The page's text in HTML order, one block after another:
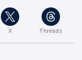
X Threads